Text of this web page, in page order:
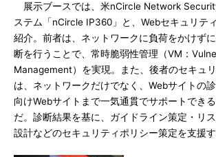
展示ブースでは、米nCircle Network
ステム「nCircle IP360」と、Webセキュリテ
紹介。前者は、ネットワークに負荷をかけず
断を行うことで、常時脆弱性管理（VM：
Management）を実現。また、後者のセキュ
は、ネットワークだけでなく、Webサイトの
向けWebサイトまで一気通貫でサポートでき
だ。診断結果を基に、ガイドライン策定・リ
設計などのセキュリティポリシー策定を支援す